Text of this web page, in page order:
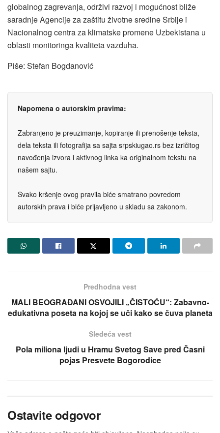
globalnog zagrevanja, održivi razvoj i mogućnost bliže
saradnje Agencije za zaštitu životne sredine Srbije i
Nacionalnog centra za klimatske promene Uzbekistana u
oblasti monitoringa kvaliteta vazduha.
Piše: Stefan Bogdanović
Napomena o autorskim pravima:
Zabranjeno je preuzimanje, kopiranje ili prenošenje teksta,
dela teksta ili fotografija sa sajta srpskiugao.rs bez izričitog
navođenja izvora i aktivnog linka ka originalnom tekstu na
našem sajtu.
Svako kršenje ovog pravila biće smatrano povredom
autorskih prava i biće prijavljeno u skladu sa zakonom.
Predhodna vest
MALI BEOGRAĐANI OSVOJILI „ČISTOĆU“: Zabavno-
edukativna poseta na kojoj se uči kako se čuva planeta
Sledeća vest
Pola miliona ljudi u Hramu Svetog Save pred Časni
pojas Presvete Bogorodice
Ostavite odgovor